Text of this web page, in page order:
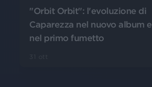
"Orbit Orbit": l'evoluzione di
Caparezza nel nuovo album e
nel primo fumetto